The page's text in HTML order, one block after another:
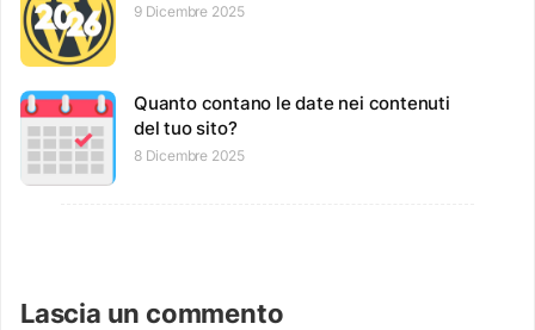
9 Dicembre 2025
Quanto contano le date nei contenuti
del tuo sito?
8 Dicembre 2025
Lascia un commento